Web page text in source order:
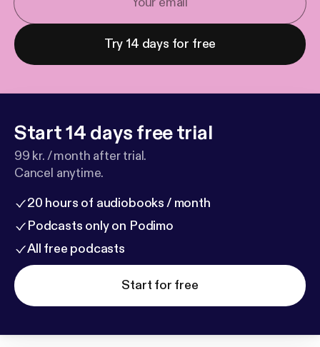
Try 14 days for free
Start 14 days free trial
99 kr. / month after trial.
Cancel anytime.
20 hours of audiobooks / month
Podcasts only on Podimo
All free podcasts
Start for free